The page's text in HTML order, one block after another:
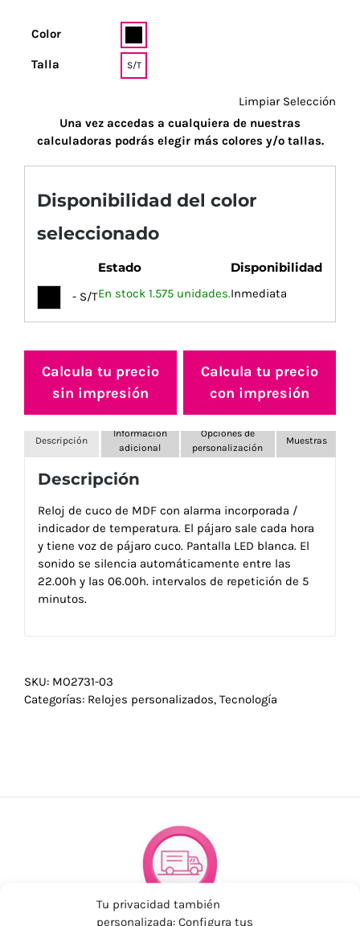
Tu privacidad también
personalizada: Configura tus
Color
Talla S/T
Limpiar Selección
Una vez accedas a cualquiera de nuestras
calculadoras podrás elegir más colores y/o tallas.
Disponibilidad del color
seleccionado
Estado Disponibilidad
- S/TEn stock 1.575 unidades.Inmediata
Calcula tu precio
sin impresión
Calcula tu precio
con impresión
Descripción
Información
adicional
Opciones de
personalización
Muestras
Descripción
Reloj de cuco de MDF con alarma incorporada /
indicador de temperatura. El pájaro sale cada hora
y tiene voz de pájaro cuco. Pantalla LED blanca. El
sonido se silencia automáticamente entre las
22.00h y las 06.00h. intervalos de repetición de 5
minutos.
SKU: MO2731-03
Categorías: Relojes personalizados, Tecnología